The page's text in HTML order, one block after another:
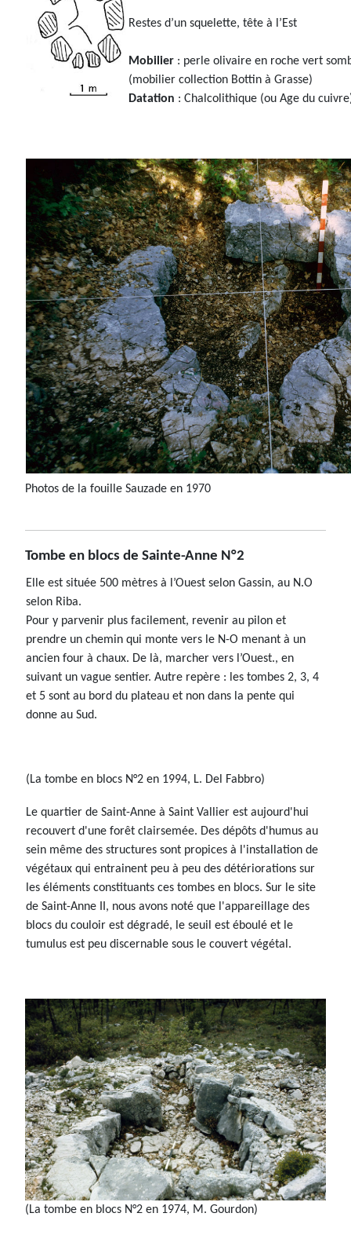
Restes d’un squelette, tête à l’Est
Mobilier : perle olivaire en roche vert
(mobilier collection Bottin à Grasse)
Datation : Chalcolithique (ou Age du
Photos de la fouille Sauzade en 1970
Tombe en blocs de Sainte-Anne N°2
Elle est située 500 mètres à l’Ouest selon Gassin, au N.O
selon Riba.
Pour y parvenir plus facilement, revenir au pilon et
prendre un chemin qui monte vers le N-O menant à un
ancien four à chaux. De là, marcher vers l’Ouest., en
suivant un vague sentier. Autre repère : les tombes 2, 3, 4
et 5 sont au bord du plateau et non dans la pente qui
donne au Sud.
(La tombe en blocs N°2 en 1994, L. Del Fabbro)
Le quartier de Saint-Anne à Saint Vallier est aujourd'hui
recouvert d'une forêt clairsemée. Des dépôts d'humus au
sein même des structures sont propices à l'installation de
végétaux qui entrainent peu à peu des détériorations sur
les éléments constituants ces tombes en blocs. Sur le site
de Saint-Anne II, nous avons noté que l'appareillage des
blocs du couloir est dégradé, le seuil est éboulé et le
tumulus est peu discernable sous le couvert végétal.
(La tombe en blocs N°2 en 1974, M. Gourdon)